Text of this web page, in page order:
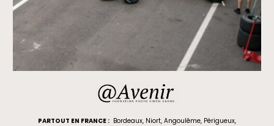
PARTOUT EN FRANCE : Bordeaux, Niort, Angoulême, Périgueux,